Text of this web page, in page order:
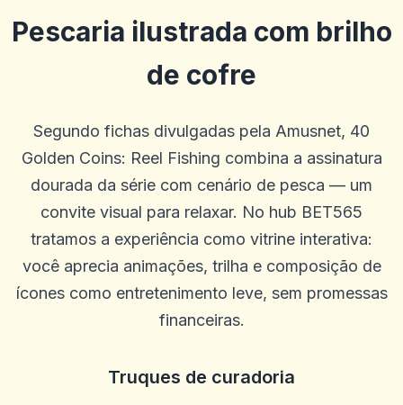
Pescaria ilustrada com brilho
de cofre
Segundo fichas divulgadas pela Amusnet, 40
Golden Coins: Reel Fishing combina a assinatura
dourada da série com cenário de pesca — um
convite visual para relaxar. No hub BET565
tratamos a experiência como vitrine interativa:
você aprecia animações, trilha e composição de
ícones como entretenimento leve, sem promessas
financeiras.
Truques de curadoria